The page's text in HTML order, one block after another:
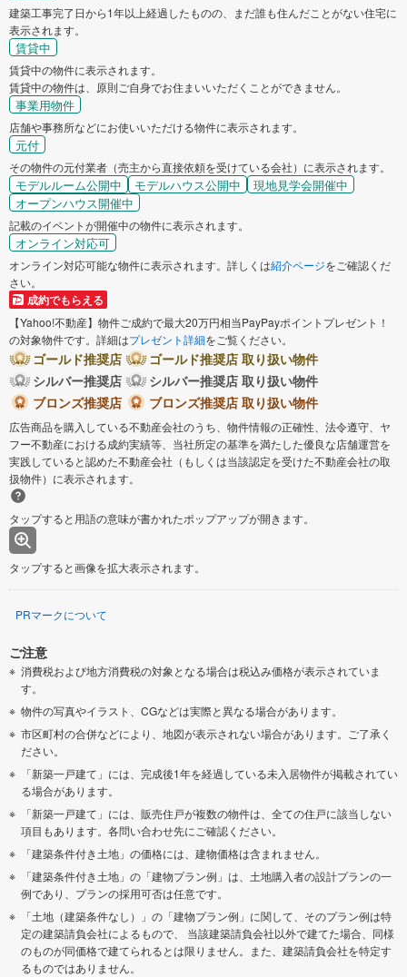
建築工事完了日から1年以上経過したものの、まだ誰も住んだことがない住宅に
表示されます。
賃貸中
賃貸中の物件に表示されます。
賃貸中の物件は、原則ご自身でお住まいいただくことができません。
事業用物件
店舗や事務所などにお使いいただける物件に表示されます。
元付
その物件の元付業者（売主から直接依頼を受けている会社）に表示されます。
モデルルーム公開中 モデルハウス公開中
現地見学会開催中
オープンハウス開催中
記載のイベントが開催中の物件に表示されます。
オンライン対応可
オンライン対応可能な物件に表示されます。詳しくは紹介ページをご確認くだ
さい。
成約でもらえる
【Yahoo!不動産】物件ご成約で最大20万円相当PayPayポイントプレゼント！
の対象物件です。詳細はプレゼント詳細をご覧ください。
ゴールド推奨店
ゴールド推奨店 取り扱い物件
シルバー推奨店
シルバー推奨店 取り扱い物件
ブロンズ推奨店
ブロンズ推奨店 取り扱い物件
広告商品を購入している不動産会社のうち、物件情報の正確性、法令遵守、ヤ
フー不動産における成約実績等、当社所定の基準を満たした優良な店舗運営を
実践していると認めた不動産会社（もしくは当該認定を受けた不動産会社の取
扱物件）に表示されます。
タップすると用語の意味が書かれたポップアップが開きます。
タップすると画像を拡大表示されます。
PRマークについて
ご注意
消費税および地方消費税の対象となる場合は税込み価格が表示されていま
す。
物件の写真やイラスト、CGなどは実際と異なる場合があります。
市区町村の合併などにより、地図が表示されない場合があります。ご了承く
ださい。
「新築一戸建て」には、完成後1年を経過している未入居物件が掲載されてい
る場合があります。
「新築一戸建て」には、販売住戸が複数の物件は、全ての住戸に該当しない
項目もあります。各問い合わせ先にご確認ください。
「建築条件付き土地」の価格には、建物価格は含まれません。
「建築条件付き土地」の「建物プラン例」は、土地購入者の設計プランの一
例であり、プランの採用可否は任意です。
「土地（建築条件なし）」の「建物プラン例」に関して、そのプラン例は特
定の建築請負会社によるもので、 当該建築請負会社以外で建てた場合、同様
のものが同価格で建てられるとは限りません。また、建築請負会社を特定す
るものではありません。